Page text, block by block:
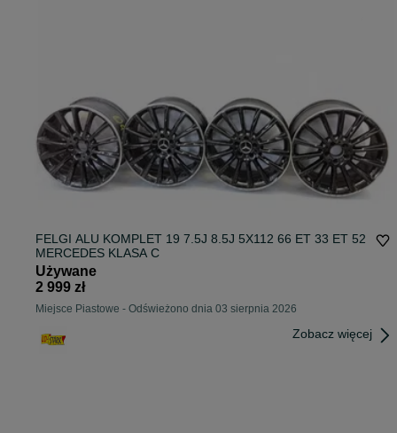
FELGI ALU KOMPLET 19 7.5J 8.5J 5X112 66 ET 33 ET 52
MERCEDES KLASA C
Używane
2 999 zł
Miejsce Piastowe - Odświeżono dnia 03 sierpnia 2026
Zobacz więcej